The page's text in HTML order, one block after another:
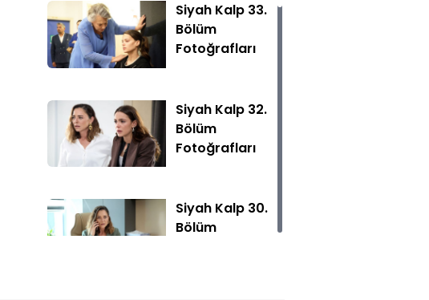
Siyah Kalp 33.
Bölüm
Fotoğrafları
Siyah Kalp 32.
Bölüm
Fotoğrafları
Siyah Kalp 30.
Bölüm